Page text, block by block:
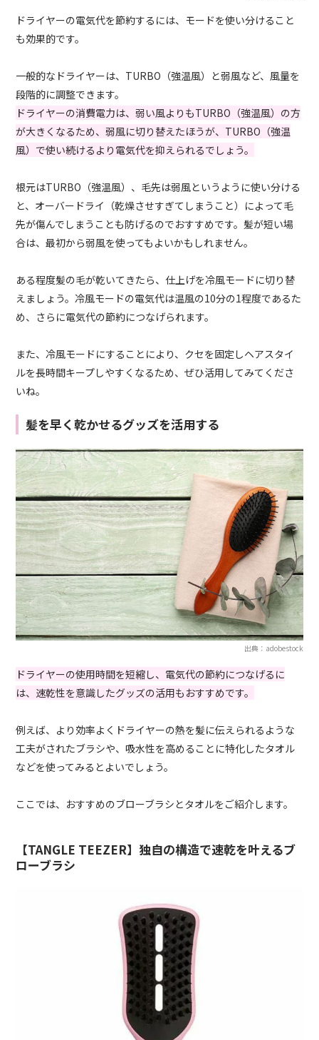
ドライヤーの電気代を節約するには、モードを使い分けること
も効果的です。
一般的なドライヤーは、TURBO（強温風）と弱風など、風量を
段階的に調整できます。
ドライヤーの消費電力は、弱い風よりもTURBO（強温風）の方
が大きくなるため、弱風に切り替えたほうが、TURBO（強温
風）で使い続けるより電気代を抑えられるでしょう。
根元はTURBO（強温風）、毛先は弱風というように使い分ける
と、オーバードライ（乾燥させすぎてしまうこと）によって毛
先が傷んでしまうことも防げるのでおすすめです。髪が短い場
合は、最初から弱風を使ってもよいかもしれません。
ある程度髪の毛が乾いてきたら、仕上げを冷風モードに切り替
えましょう。冷風モードの電気代は温風の10分の1程度であるた
め、さらに電気代の節約につなげられます。
また、冷風モードにすることにより、クセを固定しヘアスタイ
ルを長時間キープしやすくなるため、ぜひ活用してみてくださ
いね。
髪を早く乾かせるグッズを活用する
出典：adobestock
ドライヤーの使用時間を短縮し、電気代の節約につなげるに
は、速乾性を意識したグッズの活用もおすすめです。
例えば、より効率よくドライヤーの熱を髪に伝えられるような
工夫がされたブラシや、吸水性を高めることに特化したタオル
などを使ってみるとよいでしょう。
ここでは、おすすめのブローブラシとタオルをご紹介します。
【TANGLE TEEZER】独自の構造で速乾を叶えるブ
ローブラシ